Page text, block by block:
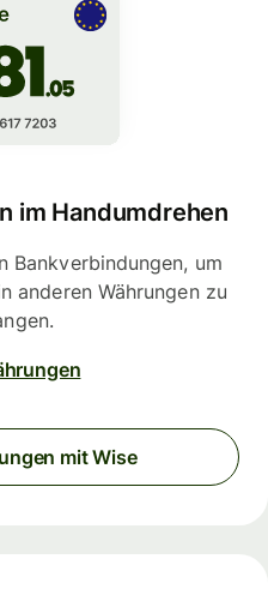
im Handumdrehen
Bankverbindungen, um
anderen Währungen zu
mit Wise